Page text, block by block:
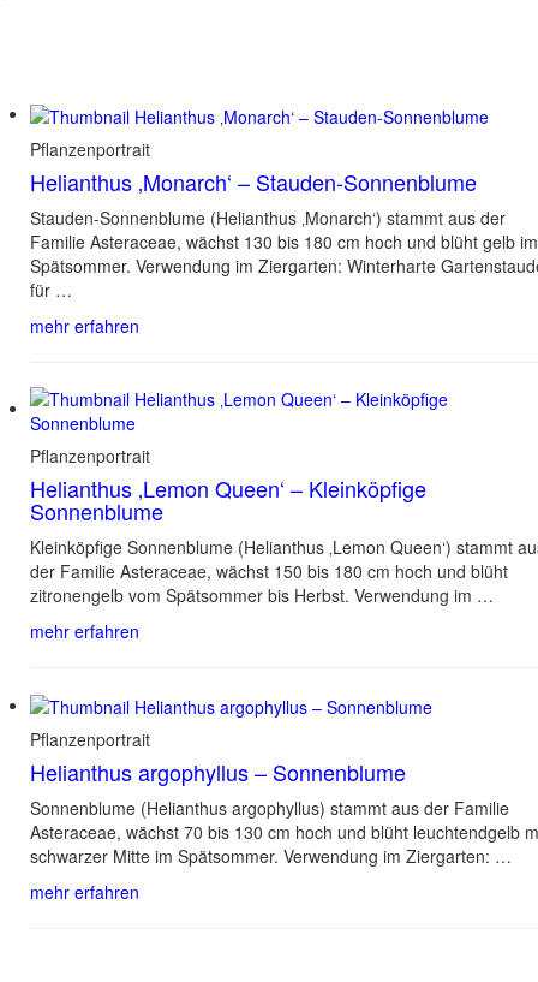
Pflanzenportrait
Helianthus ‚Monarch‘ – Stauden-Sonnenblume
Stauden-Sonnenblume (Helianthus ‚Monarch‘) stammt aus der
Familie Asteraceae, wächst 130 bis 180 cm hoch und blüht gelb im
Spätsommer. Verwendung im Ziergarten: Winterharte
für …
mehr erfahren
Pflanzenportrait
Helianthus ‚Lemon Queen‘ – Kleinköpfige
Sonnenblume
Kleinköpfige Sonnenblume (Helianthus ‚Lemon Queen‘) stammt
der Familie Asteraceae, wächst 150 bis 180 cm hoch und blüht
zitronengelb vom Spätsommer bis Herbst. Verwendung im …
mehr erfahren
Pflanzenportrait
Helianthus argophyllus – Sonnenblume
Sonnenblume (Helianthus argophyllus) stammt aus der Familie
Asteraceae, wächst 70 bis 130 cm hoch und blüht leuchtendgelb
schwarzer Mitte im Spätsommer. Verwendung im Ziergarten: …
mehr erfahren